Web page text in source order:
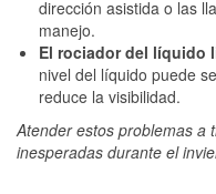
dirección asistida o las
manejo.
El rociador del líquido
nivel del líquido puede
reduce la visibilidad.
Atender estos problemas a
inesperadas durante el